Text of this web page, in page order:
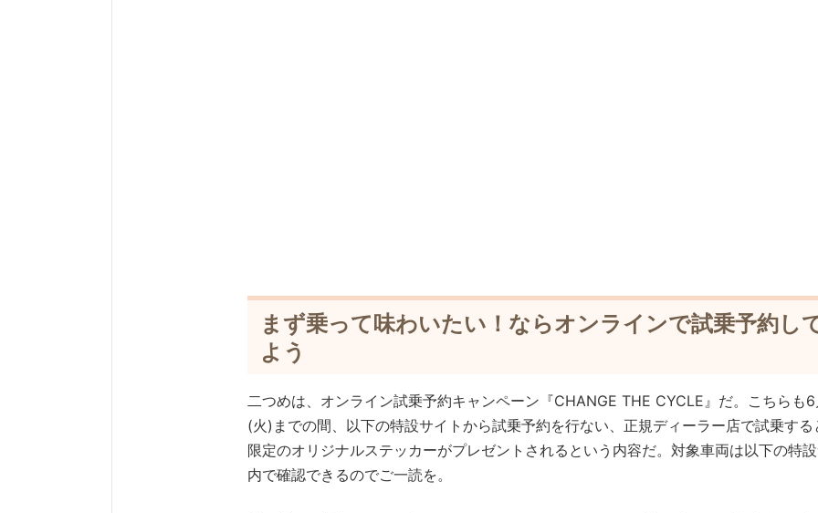
まず乗って味わいたい！ならオンラインで試乗予約し
よう
二つめは、オンライン試乗予約キャンペーン『CHANGE THE CYCLE』だ。こちらも
(火)までの間、以下の特設サイトから試乗予約を行ない、正規ディーラー店で試乗する
限定のオリジナルステッカーがプレゼントされるという内容だ。対象車両は以下の特
内で確認できるのでご一読を。